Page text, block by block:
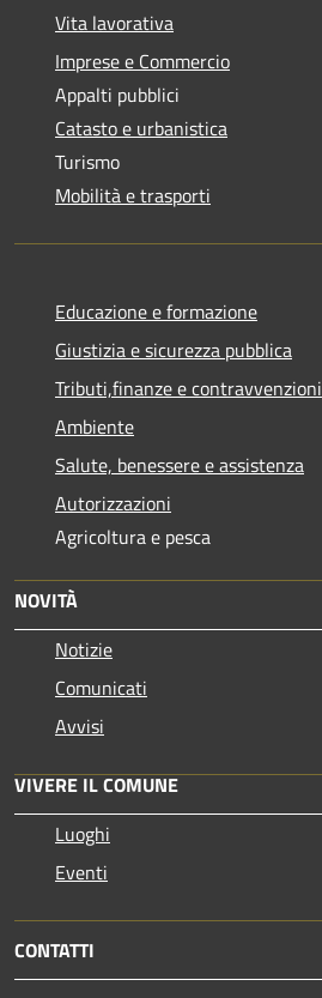
Vita lavorativa
Imprese e Commercio
Appalti pubblici
Catasto e urbanistica
Turismo
Mobilità e trasporti
Educazione e formazione
Giustizia e sicurezza pubblica
Tributi,finanze e contravvenzioni
Ambiente
Salute, benessere e assistenza
Autorizzazioni
Agricoltura e pesca
NOVITÀ
Notizie
Comunicati
Avvisi
VIVERE IL COMUNE
Luoghi
Eventi
CONTATTI